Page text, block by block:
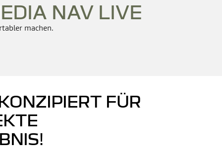
NAV LIVE
machen.
FÜR